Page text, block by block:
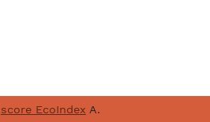
score EcoIndex A.